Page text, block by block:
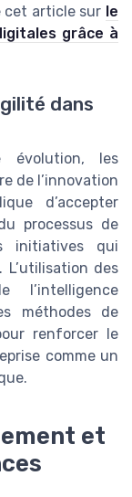
cet article sur le
grâce à
dans
évolution, les
de l’innovation
d’accepter
processus de
initiatives qui
des
l’intelligence
méthodes de
renforcer le
comme un
et